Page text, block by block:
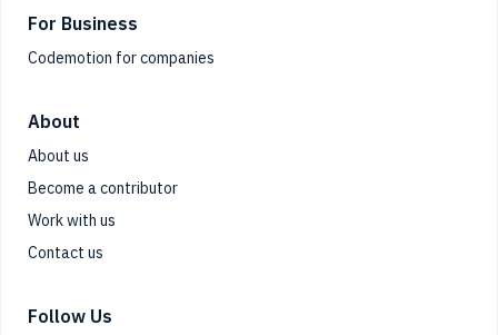
For Business
Codemotion for companies
About
About us
Become a contributor
Work with us
Contact us
Follow Us